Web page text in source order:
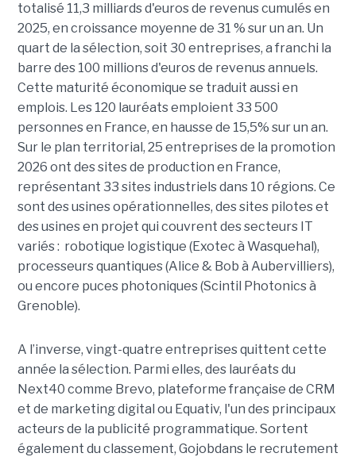
totalisé 11,3 milliards d'euros de revenus cumulés en
2025, en croissance moyenne de 31 % sur un an. Un
quart de la sélection, soit 30 entreprises, a franchi la
barre des 100 millions d'euros de revenus annuels.
Cette maturité économique se traduit aussi en
emplois. Les 120 lauréats emploient 33 500
personnes en France, en hausse de 15,5% sur un an.
Sur le plan territorial, 25 entreprises de la promotion
2026 ont des sites de production en France,
représentant 33 sites industriels dans 10 régions. Ce
sont des usines opérationnelles, des sites pilotes et
des usines en projet qui couvrent des secteurs IT
variés : robotique logistique (Exotec à Wasquehal),
processeurs quantiques (Alice & Bob à Aubervilliers),
ou encore puces photoniques (Scintil Photonics à
Grenoble).
A l’inverse, vingt-quatre entreprises quittent cette
année la sélection. Parmi elles, des lauréats du
Next40 comme Brevo, plateforme française de CRM
et de marketing digital ou Equativ, l'un des principaux
acteurs de la publicité programmatique. Sortent
également du classement, Gojobdans le recrutement